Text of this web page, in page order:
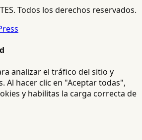
Todos los derechos reservados.
analizar el tráfico del sitio y
Al hacer clic en "Aceptar todas",
y habilitas la carga correcta de